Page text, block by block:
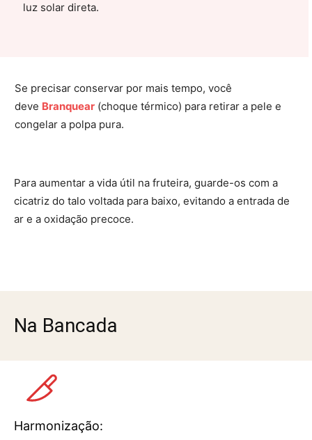
luz solar direta.
Se precisar conservar por mais tempo, você
deve Branquear (choque térmico) para retirar a pele e
congelar a polpa pura.
Para aumentar a vida útil na fruteira, guarde-os com a
cicatriz do talo voltada para baixo, evitando a entrada de
ar e a oxidação precoce.
Na Bancada
Harmonização: